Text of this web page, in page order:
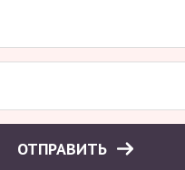
ОТПРАВИТЬ